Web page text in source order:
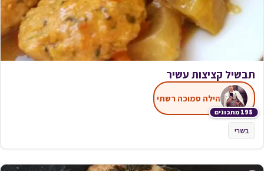
תבשיל קציצות עשיר
198 מתכונים
הילה סמוכה רשתי
בשרי